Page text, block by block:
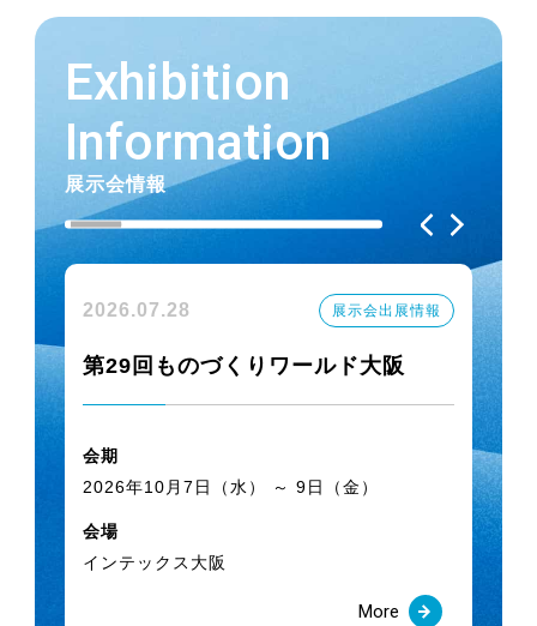
開 詳しくはこちら
2025.11.21
【新商品】粉だまり・帯電防止継手「トヨ
コネクタ TC6-FE」発売
2025.11.21
【新サイズ発売】難燃性一体型「フレイム
Exhibition
Information
展示会情報
2026.07.28 展示会出展情報
第29回ものづくりワールド大阪
会期
2026年10月7日（水） ～ 9日（金）
会場
インテックス大阪
More